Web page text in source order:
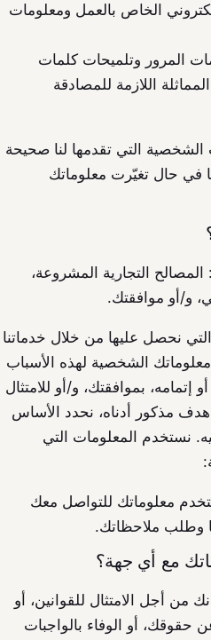
الخاص بالعمل ومعلومات
المرور وتلميحات كلمات
اللازمة للمصادقة
التي تقدمها لنا صحيحة
في حال تغيّرت معلوماتك
المصالح التجارية المشروعة،
و/أو موافقتك.
نحصل عليها من خلال خدماتنا
معلوماتك الشخصية لهذه الأسباب
بموافقتك، و/أو للامتثال
هدف مذكور أدناه، نحدد الأساس
نستخدم المعلومات التي
معلوماتك للتواصل معك
وطلب ملاحظاتك.
من أجل الامتثال للقوانين، أو
حقوقك، أو الوفاء بالواجبات